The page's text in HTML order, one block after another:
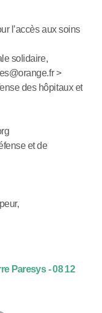
l’accès aux soins
solidaire,
>
des hôpitaux et
et de
Paresys - 08 12